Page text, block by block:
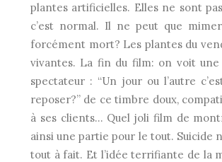
plantes artificielles. Elles ne sont
c’est normal. Il ne peut que
forcément mort? Les plantes du
vivantes. La fin du film: on voit
spectateur : “Un jour ou l’autre
reposer?” de ce timbre doux,
à ses clients… Quel joli film de
ainsi une partie pour le tout. Suicide
tout à fait. Et l’idée terrifiante de la